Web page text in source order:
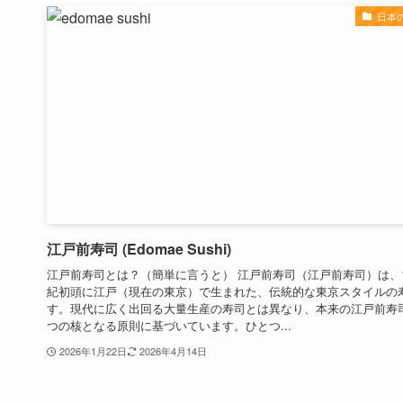
日本
江戸前寿司 (Edomae Sushi)
江戸前寿司とは？（簡単に言うと） 江戸前寿司（江戸前寿司）は
紀初頭に江戸（現在の東京）で生まれた、伝統的な東京スタイルの
す。現代に広く出回る大量生産の寿司とは異なり、本来の江戸前寿
つの核となる原則に基づいています。ひとつ...
2026年1月22日 2026年4月14日